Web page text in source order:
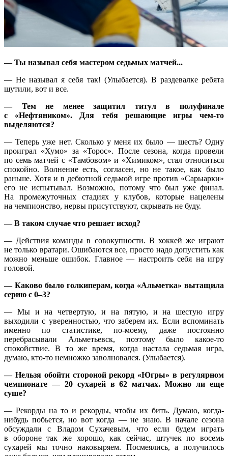
— Ты называл себя мастером седьмых матчей...
— Не называл я себя так! (Улыбается). В раздевалке ребята
шутили, вот и все.
— Тем не менее защитил титул в полуфинале
с «Нефтяником». Для тебя решающие игры чем-то
выделяются?
— Теперь уже нет. Сколько у меня их было — шесть? Одну
проиграл «Хумо» за «Торос». После сезона, когда провели
по семь матчей с «Тамбовом» и «Химиком», стал относиться
спокойно. Волнение есть, согласен, но не такое, как было
раньше. Хотя и в дебютной седьмой игре против «Сарыарки»
его не испытывал. Возможно, потому что был уже финал.
На промежуточных стадиях у клубов, которые нацелены
на чемпионство, нервы присутствуют, скрывать не буду.
— В таком случае что решает исход?
— Действия команды в совокупности. В хоккей же играют
не только вратари. Ошибаются все, просто надо допустить как
можно меньше ошибок. Главное — настроить себя на игру
головой.
— Каково было голкиперам, когда «Альметка» вытащила
серию с 0–3?
— Мы и на четвертую, и на пятую, и на шестую игру
выходили с уверенностью, что заберем их. Если вспоминать
именно по статистике, по-моему, даже постоянно
перебрасывали Альметьевск, поэтому было какое-то
спокойствие. В то же время, когда настала седьмая игра,
думаю, кто-то немножко заволновался. (Улыбается).
— Нельзя обойти стороной рекорд «Югры» в регулярном
чемпионате — 20 сухарей в 62 матчах. Можно ли еще
суше?
— Рекорды на то и рекорды, чтобы их бить. Думаю, когда-
нибудь побьется, но вот когда — не знаю. В начале сезона
обсуждали с Владом Сухачевым, что если будем играть
в обороне так же хорошо, как сейчас, штучек по восемь
сухарей мы точно наковыряем. Посмеялись, а получилось